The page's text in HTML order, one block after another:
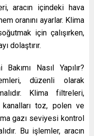
aracın içindeki hava
oranını ayarlar. Klima
için çalışırken,
dolaştırır.
Nasıl Yapılır?
düzenli olarak
Klima filtreleri,
kanalları toz, polen ve
gazı seviyesi kontrol
Bu işlemler, aracın